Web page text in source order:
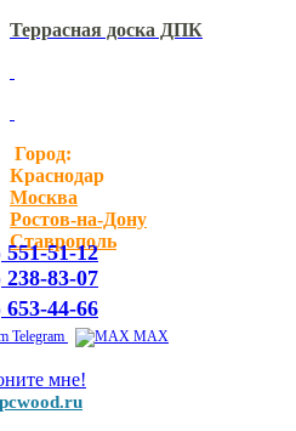
Террасная доска ДПК
Город:
Краснодар
Москва
Ростов-на-Дону
Ставрополь
551-51-12
238-83-07
653-44-66
Telegram MAX
мне!